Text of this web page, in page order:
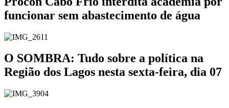
funcionar sem abastecimento de água
O SOMBRA: Tudo sobre a política na
Região dos Lagos nesta sexta-feira, dia 07